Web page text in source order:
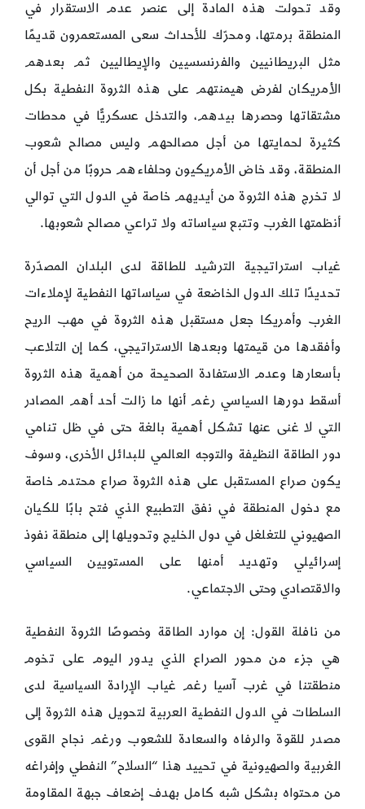
وقد تحولت هذه المادة إلى عنصر عدم الاستقرار في
المنطقة برمتها، ومحرّك للأحداث سعى المستعمرون قديمًا
مثل البريطانيين والفرنسسيين والإيطاليين ثم بعدهم
الأمريكان لفرض هيمنتهم على هذه الثروة النفطية بكل
مشتقاتها وحصرها بيدهم، والتدخل عسكريًّا في محطات
كثيرة لحمايتها من أجل مصالحهم وليس مصالح شعوب
المنطقة، وقد خاض الأمريكيون وحلفاءهم حروبًا من أجل أن
لا تخرج هذه الثروة من أيديهم خاصة في الدول التي توالي
أنظمتها الغرب وتتبع سياساته ولا تراعي مصالح شعوبها.
غياب استراتيجية الترشيد للطاقة لدى البلدان المصدّرة
تحديدًا تلك الدول الخاضعة في سياساتها النفطية لإملاءات
الغرب وأمريكا جعل مستقبل هذه الثروة في مهب الريح
وأفقدها من قيمتها وبعدها الاستراتيجي، كما إن التلاعب
بأسعارها وعدم الاستفادة الصحيحة من أهمية هذه الثروة
أسقط دورها السياسي رغم أنها ما زالت أحد أهم المصادر
التي لا غنى عنها تشكل أهمية بالغة حتى في ظل تنامي
دور الطاقة النظيفة والتوجه العالمي للبدائل الأخرى، وسوف
يكون صراع المستقبل على هذه الثروة صراع محتدم خاصة
مع دخول المنطقة في نفق التطبيع الذي فتح بابًا للكيان
الصهيوني للتغلغل في دول الخليج وتحويلها إلى منطقة نفوذ
إسرائيلي وتهديد أمنها على المستويين السياسي
والاقتصادي وحتى الاجتماعي.
من نافلة القول: إن موارد الطاقة وخصوصًا الثروة النفطية
هي جزء من محور الصراع الذي يدور اليوم على تخوم
منطقتنا في غرب آسيا رغم غياب الإرادة السياسية لدى
السلطات في الدول النفطية العربية لتحويل هذه الثروة إلى
مصدر للقوة والرفاه والسعادة للشعوب ورغم نجاح القوى
الغربية والصهيونية في تحييد هذا “السلاح” النفطي وإفراغه
من محتواه بشكل شبه كامل بهدف إضعاف جبهة المقاومة